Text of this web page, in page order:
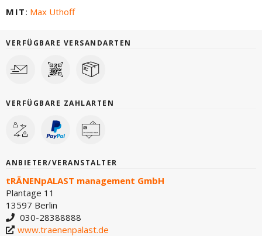
MIT: Max Uthoff
VERFÜGBARE VERSANDARTEN
VERFÜGBARE ZAHLARTEN
ANBIETER/VERANSTALTER
tRÄNENpALAST management GmbH
Plantage 11
13597 Berlin
030-28388888
www.traenenpalast.de